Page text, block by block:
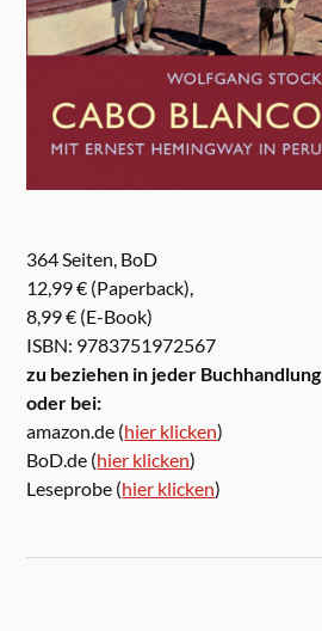
364 Seiten, BoD
12,99 € (Paperback),
8,99 € (E-Book)
ISBN: 9783751972567
zu beziehen in jeder Buchhandlung
oder bei:
amazon.de (hier klicken)
BoD.de (hier klicken)
Leseprobe (hier klicken)